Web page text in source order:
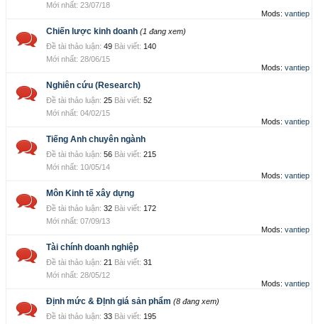
Mods: vantiep
23/07/18
Chiến lược kinh doanh (1 đang xem)
Đề tài thảo luận: 49 Bài viết: 140
Mods: vantiep
28/06/15
Nghiên cứu (Research)
Đề tài thảo luận: 25 Bài viết: 52
Mods: vantiep
04/02/15
Tiếng Anh chuyên ngành
Đề tài thảo luận: 56 Bài viết: 215
Mods: vantiep
10/05/14
Môn Kinh tế xây dựng
Đề tài thảo luận: 32 Bài viết: 172
Mods: vantiep
07/09/13
Tài chính doanh nghiệp
Đề tài thảo luận: 21 Bài viết: 31
Mods: vantiep
28/05/12
Định mức & ĐỊnh giá sản phẩm (8 đang xem)
Đề tài thảo luận: 33 Bài viết: 195